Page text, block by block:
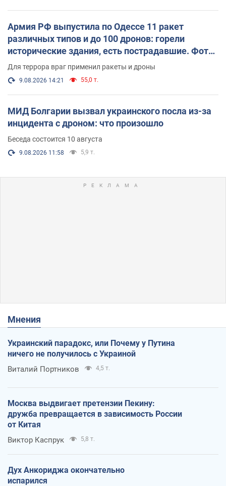
Армия РФ выпустила по Одессе 11 ракет
различных типов и до 100 дронов: горели
исторические здания, есть пострадавшие. Фото
и видео
Для террора враг применил ракеты и дроны
9.08.2026 14:21 55,0 т.
МИД Болгарии вызвал украинского посла из-за
инцидента с дроном: что произошло
Беседа состоится 10 августа
9.08.2026 11:58 5,9 т.
Мнения
Украинский парадокс, или Почему у Путина
ничего не получилось с Украиной
Виталий Портников 4,5 т.
Москва выдвигает претензии Пекину:
дружба превращается в зависимость России
от Китая
Виктор Каспрук 5,8 т.
Дух Анкориджа окончательно
испарился